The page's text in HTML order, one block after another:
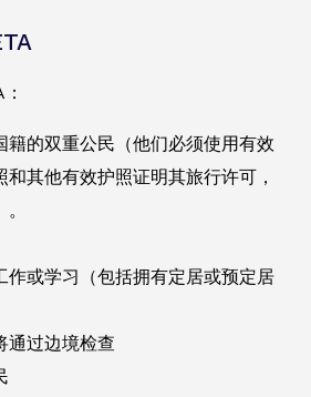
籍的双重公民（他们必须使用有效
其他有效护照证明其旅行许可，
作或学习（包括拥有定居或预定居
通过边境检查